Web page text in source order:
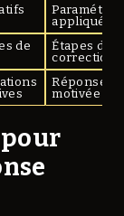
appliqué
de Étapes de
correction
Réponse
motivée